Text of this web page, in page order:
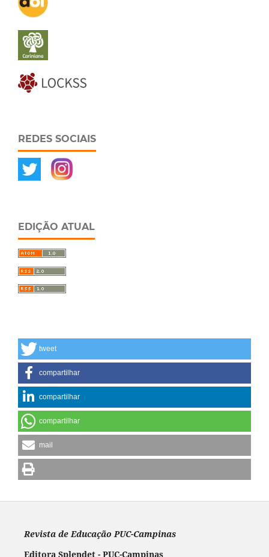
REDES SOCIAIS
EDIÇÃO ATUAL
tweet
compartilhar
compartilhar
compartilhar
mail
Revista de Educação PUC-Campinas
Editora Splendet - PUC-Campinas